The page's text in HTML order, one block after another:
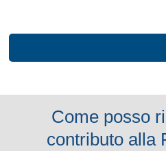
Come posso
contributo alla